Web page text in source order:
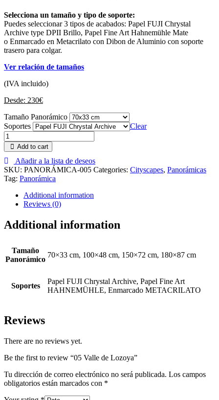
Selecciona un tamaño y tipo de soporte:
Puedes seleccionar 3 tipos de acabados: Papel FUJI Chrystal
Archive type DPII Brillo, Papel Fine Art Hahnemühle Mate
o Enmarcado en Metacrilato con Dibon de Aluminio con soporte
trasero para colgar.
Ver relación de tamaños
(IVA incluido)
Desde: 230€
Tamaño Panorámico
Soportes
Clear
Add to cart
Añadir a la lista de deseos
SKU: PANORÁMICA-005 Categories: Cityscapes, Panorámicas
Tag: Panorámica
Additional information
Reviews (0)
Additional information
Tamaño
Panorámico
70×33 cm, 100×48 cm, 150×72 cm, 180×87 cm
Soportes
Papel FUJI Chrystal Archive, Papel Fine Art
HAHNEMÜHLE, Enmarcado METACRILATO
Reviews
There are no reviews yet.
Be the first to review “05 Valle de Lozoya”
Tu dirección de correo electrónico no será publicada. Los campos
obligatorios están marcados con *